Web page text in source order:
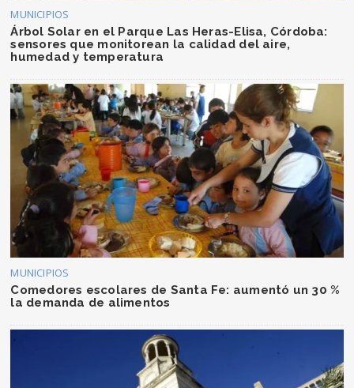
MUNICIPIOS
Árbol Solar en el Parque Las Heras-Elisa, Córdoba:
sensores que monitorean la calidad del aire,
humedad y temperatura
MUNICIPIOS
Comedores escolares de Santa Fe: aumentó un 30 %
la demanda de alimentos